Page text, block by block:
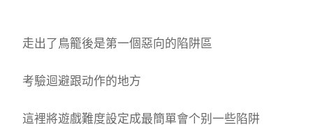
走出了鳥籠後是第一個惡向的陷阱區
考驗迴避跟动作的地方
這裡將遊戲難度設定成最簡單會个别一些陷阱